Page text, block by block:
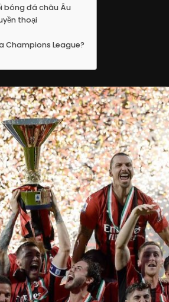
bóng đá châu Âu
thoại
Champions League?